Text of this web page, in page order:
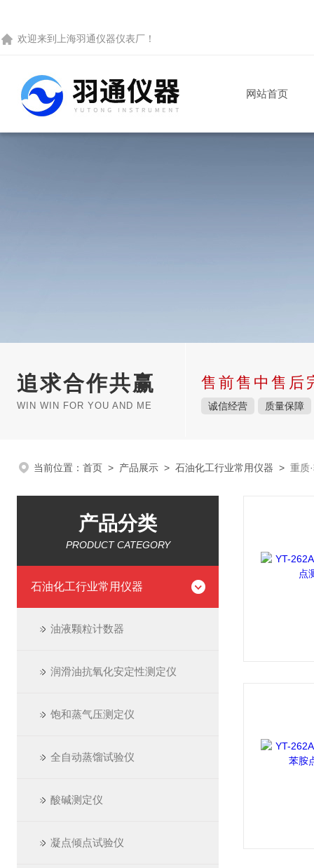
欢迎来到 上海羽通仪器仪表厂 ！
网站首页
追求合作共赢
WIN WIN FOR YOU AND ME
售前售中售后
诚信经营 质量保障
当前位置： 首页 > 产品展示 > 石油化工行业常用仪器 > 重质
产品分类
PRODUCT CATEGORY
石油化工行业常用仪器
油液颗粒计数器
润滑油抗氧化安定性测定仪
饱和蒸气压测定仪
全自动蒸馏试验仪
酸碱测定仪
凝点倾点试验仪